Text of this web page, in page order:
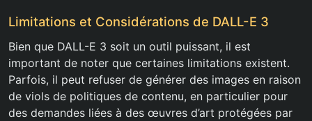
Limitations et Considérations de DALL-E 3
Bien que DALL-E 3 soit un outil puissant, il est
important de noter que certaines limitations existent.
Parfois, il peut refuser de générer des images en raison
de viols de politiques de contenu, en particulier pour
des demandes liées à des œuvres d’art protégées par